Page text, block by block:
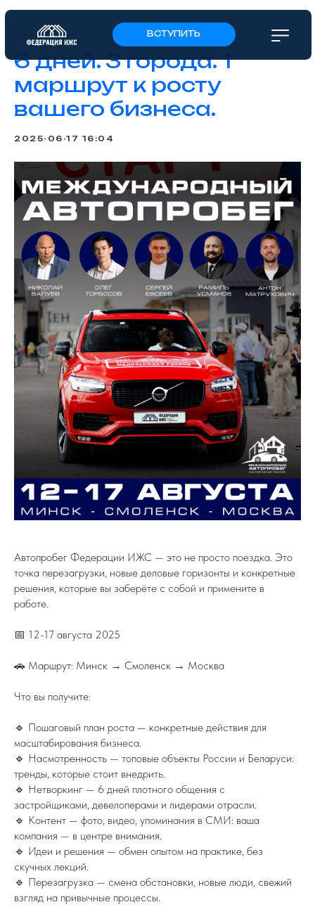
ВСТУПИТЬ
6 дней. 3 города. 1
маршрут к росту
вашего бизнеса.
2025-06-17 16:04
Автопробег Федерации ИЖС — это не просто поездка. Это
точка перезагрузки, новые деловые горизонты и конкретные
решения, которые вы заберёте с собой и примените в
работе.
📅 12-17 августа 2025
🚗 Маршрут: Минск → Смоленск → Москва
Что вы получите:
🔹 Пошаговый план роста — конкретные действия для
масштабирования бизнеса.
🔹 Насмотренность — топовые объекты России и Беларуси:
тренды, которые стоит внедрить.
🔹 Нетворкинг — 6 дней плотного общения с
застройщиками, девелоперами и лидерами отрасли.
🔹 Контент — фото, видео, упоминания в СМИ: ваша
компания — в центре внимания.
🔹 Идеи и решения — обмен опытом на практике, без
скучных лекций.
🔹 Перезагрузка — смена обстановки, новые люди, свежий
взгляд на привычные процессы.